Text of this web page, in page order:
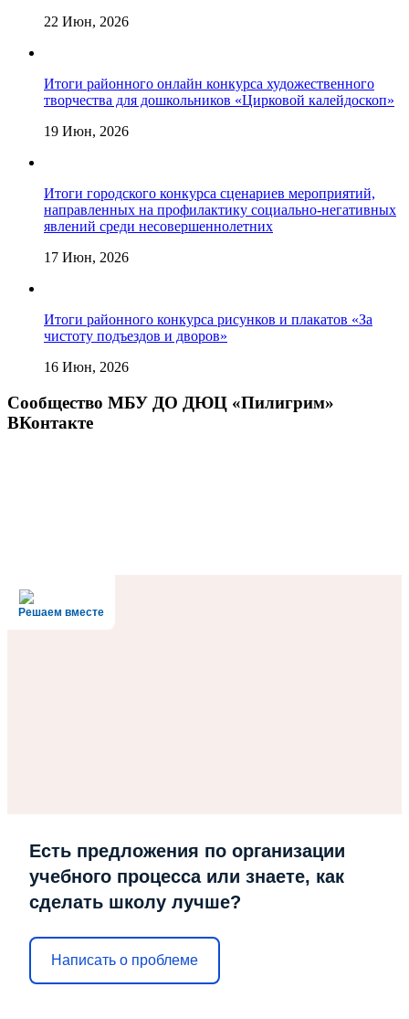
22 Июн, 2026
Итоги районного онлайн конкурса художественного
творчества для дошкольников «Цирковой калейдоскоп»
19 Июн, 2026
Итоги городского конкурса сценариев мероприятий,
направленных на профилактику социально-негативных
явлений среди несовершеннолетних
17 Июн, 2026
Итоги районного конкурса рисунков и плакатов «За
чистоту подъездов и дворов»
16 Июн, 2026
Сообщество МБУ ДО ДЮЦ «Пилигрим»
ВКонтакте
Решаем вместе
Есть предложения по организации
учебного процесса или знаете, как
сделать школу лучше?
Написать о проблеме